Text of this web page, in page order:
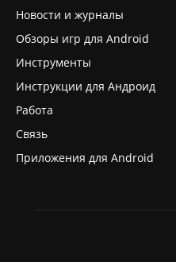
Новости и журналы
Обзоры игр для Android
Инструменты
Инструкции для Андроид
Работа
Связь
Приложения для Android